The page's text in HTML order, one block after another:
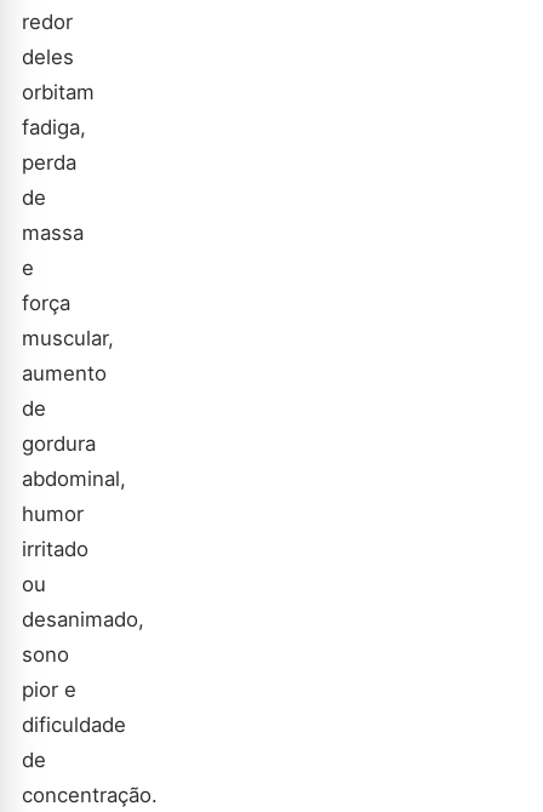
redor
deles
orbitam
fadiga,
perda
de
massa
e
força
muscular,
aumento
de
gordura
abdominal,
humor
irritado
ou
desanimado,
sono
pior e
dificuldade
de
concentração.